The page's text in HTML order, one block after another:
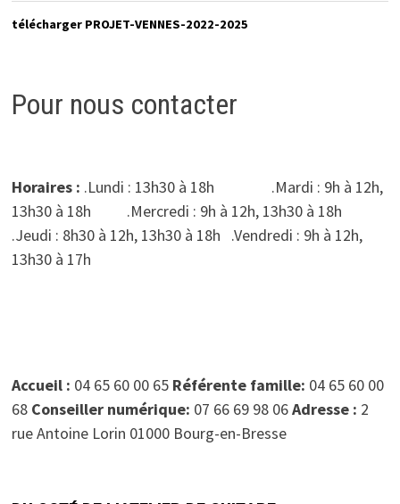
télécharger PROJET-VENNES-2022-2025
Pour nous contacter
Horaires : .Lundi : 13h30 à 18h .Mardi : 9h à 12h,
13h30 à 18h .Mercredi : 9h à 12h, 13h30 à 18h
.Jeudi : 8h30 à 12h, 13h30 à 18h .Vendredi : 9h à 12h,
13h30 à 17h
Accueil : 04 65 60 00 65 Référente famille: 04 65 60 00
68 Conseiller numérique: 07 66 69 98 06Adresse : 2
rue Antoine Lorin 01000 Bourg-en-Bresse